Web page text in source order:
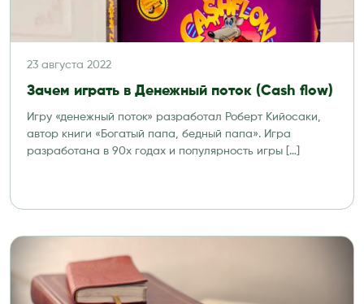
23 августа 2022
Зачем играть в Денежный поток (Cash flow)
Игру «денежный поток» разработал Роберт Кийосаки,
автор книги «Богатый папа, бедный папа». Игра
разработана в 90х годах и популярность игры […]